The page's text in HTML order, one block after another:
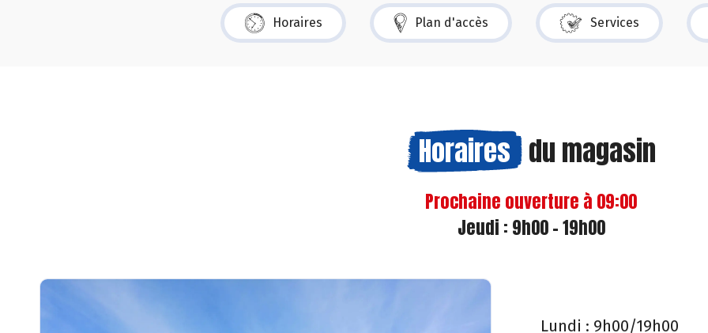
Horaires Plan d'accès Services
Horaires du magasin
Prochaine ouverture à 09:00
Jeudi : 9h00 - 19h00
Lundi : 9h00/19h00